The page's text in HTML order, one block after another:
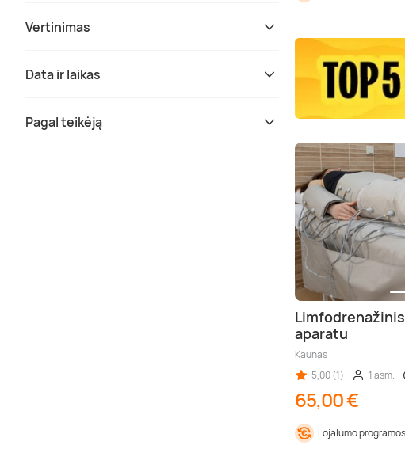
Vertinimas
Data ir laikas
Pagal teikėją
aparatu
Kaunas
5,00 (1)
1 asm.
65,00 €
Lojalumo